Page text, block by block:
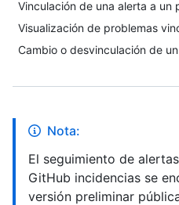
Vinculación de una alerta a un
Visualización de problemas
Cambio o desvinculación de
Nota:
El seguimiento de
GitHub incidencias se
versión preliminar